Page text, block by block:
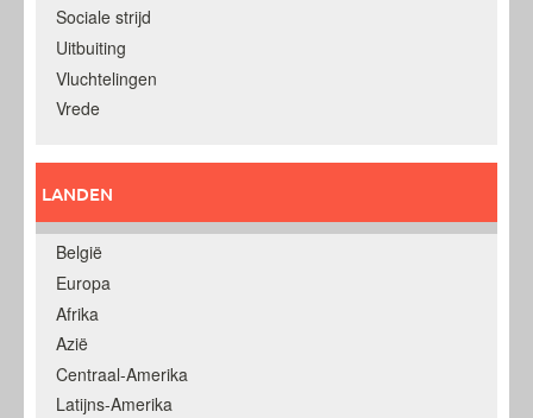
Sociale strijd
Uitbuiting
Vluchtelingen
Vrede
LANDEN
België
Europa
Afrika
Azië
Centraal-Amerika
Latijns-Amerika